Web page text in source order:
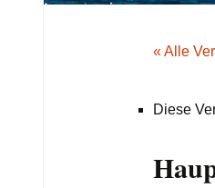
« Alle
Diese